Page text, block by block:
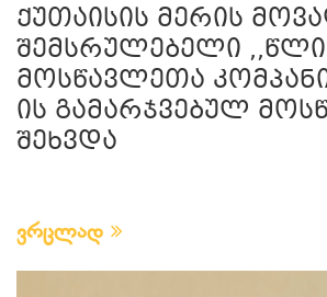
ქუთაისის მერის
შემსრულებელი
მოსწავლეთა
ის გამარჯვებულ
შეხვდა
ვრცლად